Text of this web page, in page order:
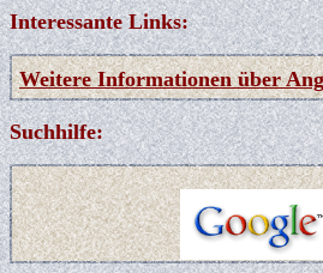
Interessante Links:
Weitere Informationen über
Suchhilfe: